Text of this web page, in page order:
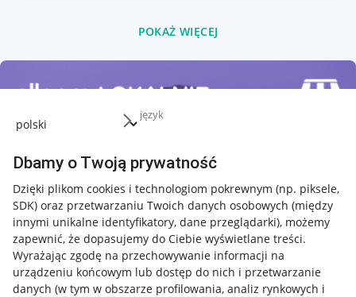
język
Dbamy o Twoją prywatność
Dzięki plikom cookies i technologiom pokrewnym (np. piksele,
SDK) oraz przetwarzaniu Twoich danych osobowych (między
innymi unikalne identyfikatory, dane przeglądarki), możemy
zapewnić, że dopasujemy do Ciebie wyświetlane treści.
Wyrażając zgodę na przechowywanie informacji na
urządzeniu końcowym lub dostęp do nich i przetwarzanie
danych (w tym w obszarze profilowania, analiz rynkowych i
POKAŻ WIĘCEJ